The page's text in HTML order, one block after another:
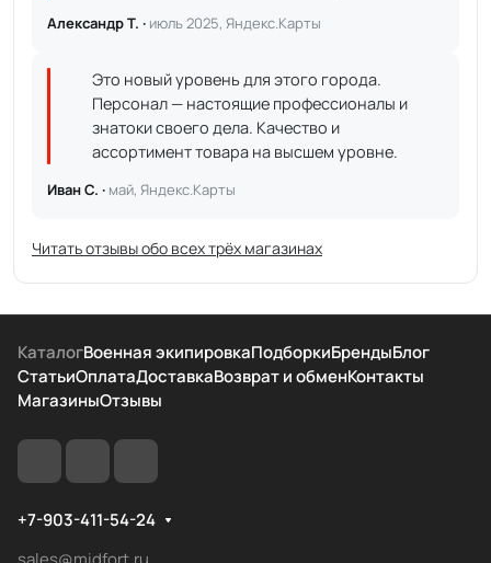
Александр Т. · июль 2025, Яндекс.Карты
Это новый уровень для этого города.
Персонал — настоящие профессионалы и
знатоки своего дела. Качество и
ассортимент товара на высшем уровне.
Иван С. · май, Яндекс.Карты
Читать отзывы обо всех трёх магазинах
КаталогВоенная экипировкаПодборкиБрендыБлог
СтатьиОплатаДоставкаВозврат и обменКонтакты
МагазиныОтзывы
+7-903-411-54-24